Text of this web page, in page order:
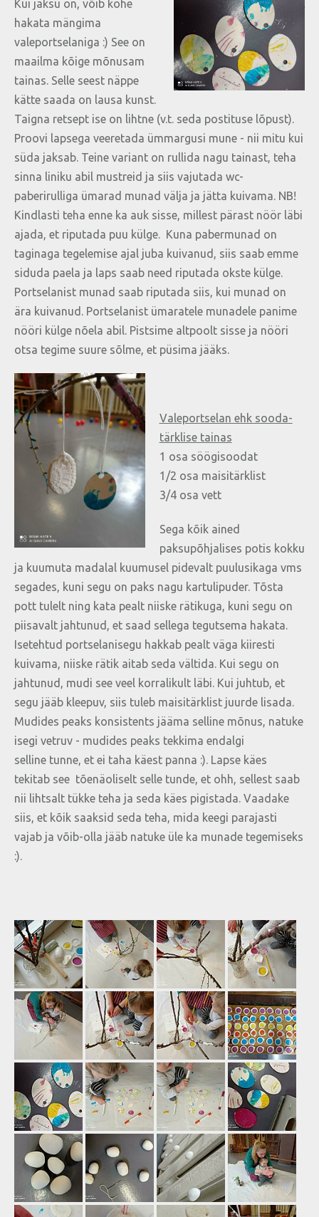
Kui jaksu on, võib kohe
hakata mängima
valeportselaniga :) See on
maailma kõige mõnusam
tainas. Selle seest näppe
kätte saada on lausa kunst.
Taigna retsept ise on lihtne (v.t. seda postituse lõpust).
Proovi lapsega veeretada ümmargusi mune - nii mitu kui
süda jaksab. Teine variant on rullida nagu tainast, teha
sinna liniku abil mustreid ja siis vajutada wc-
paberirulliga ümarad munad välja ja jätta kuivama. NB!
Kindlasti teha enne ka auk sisse, millest pärast nöör läbi
ajada, et riputada puu külge. Kuna pabermunad on
taginaga tegelemise ajal juba kuivanud, siis saab emme
siduda paela ja laps saab need riputada okste külge.
Portselanist munad saab riputada siis, kui munad on
ära kuivanud. Portselanist ümaratele munadele panime
nööri külge nõela abil. Pistsime altpoolt sisse ja nööri
otsa tegime suure sõlme, et püsima jääks.
Valeportselan ehk sooda-
tärklise tainas
1 osa söögisoodat
1/2 osa maisitärklist
3/4 osa vett
Sega kõik ained
paksupõhjalises potis kokku
ja kuumuta madalal kuumusel pidevalt puulusikaga vms
segades, kuni segu on paks nagu kartulipuder. Tõsta
pott tulelt ning kata pealt niiske rätikuga, kuni segu on
piisavalt jahtunud, et saad sellega tegutsema hakata.
Isetehtud portselanisegu hakkab pealt väga kiiresti
kuivama, niiske rätik aitab seda vältida. Kui segu on
jahtunud, mudi see veel korralikult läbi. Kui juhtub, et
segu jääb kleepuv, siis tuleb maisitärklist juurde lisada.
Mudides peaks konsistents jääma selline mõnus, natuke
isegi vetruv - mudides peaks tekkima endalgi
selline tunne, et ei taha käest panna :). Lapse käes
tekitab see tõenäoliselt selle tunde, et ohh, sellest saab
nii lihtsalt tükke teha ja seda käes pigistada. Vaadake
siis, et kõik saaksid seda teha, mida keegi parajasti
vajab ja võib-olla jääb natuke üle ka munade tegemiseks
:).